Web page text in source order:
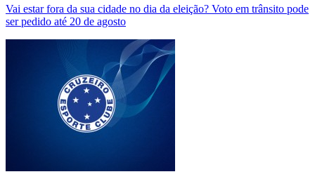
Vai estar fora da sua cidade no dia da eleição? Voto em trânsito pode
ser pedido até 20 de agosto